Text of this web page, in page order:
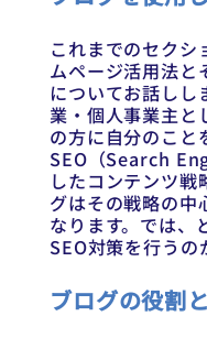
これまでのセクシ
ムページ活用法と
についてお話しし
業・個人事業主と
の方に自分のこと
SEO（Search
したコンテンツ戦
グはその戦略の中
なります。では、
SEO対策を行うの
ブログの役割